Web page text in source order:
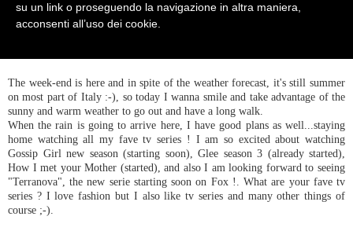
SATURDAY, SEPTEMBER 24, 2011
The week-end is here and in spite of the weather forecast, it's still summer
on most part of Italy :-), so today I wanna smile and take advantage of the
sunny and warm weather to go out and have a long walk.
When the rain is going to arrive here, I have good plans as well...staying
home watching all my fave tv series ! I am so excited about watching
Gossip Girl new season (starting soon), Glee season 3 (already started),
How I met your Mother (started), and also I am looking forward to seeing
"Terranova", the new serie starting soon on Fox !. What are your fave tv
series ? I love fashion but I also like tv series and many other things of
course ;-).
su un link o proseguendo la navigazione in altra maniera,
acconsenti all’uso dei cookie.